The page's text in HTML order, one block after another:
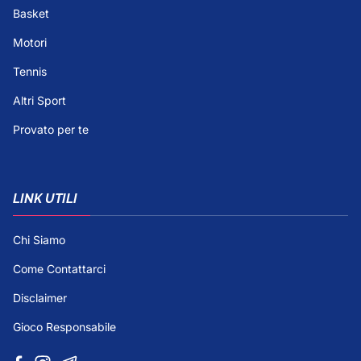
Basket
Motori
Tennis
Altri Sport
Provato per te
LINK UTILI
Chi Siamo
Come Contattarci
Disclaimer
Gioco Responsabile